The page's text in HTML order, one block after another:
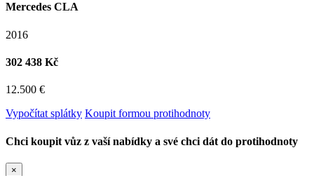
Mercedes CLA
2016
302 438 Kč
12.500 €
Vypočítat splátky Koupit formou protihodnoty
Chci koupit vůz z vaší nabídky a své chci dát do protihodnoty
×